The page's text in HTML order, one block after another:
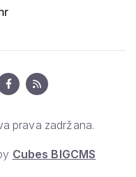
prava zadržana.
Cubes BIGCMS